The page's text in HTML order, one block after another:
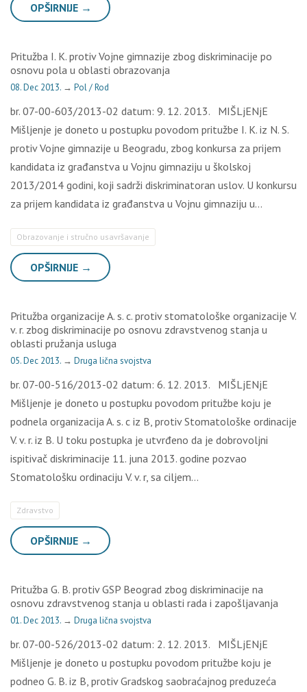
OPŠIRNIJE →
Pritužba I. K. protiv Vojne gimnazije zbog diskriminacije po
osnovu pola u oblasti obrazovanja
08. Dec 2013. → Pol / Rod
br. 07-00-603/2013-02 datum: 9. 12. 2013. MIŠLjENjE
Mišljenje je doneto u postupku povodom pritužbe I. K. iz N. S.
protiv Vojne gimnazije u Beogradu, zbog konkursa za prijem
kandidata iz građanstva u Vojnu gimnaziju u školskoj
2013/2014 godini, koji sadrži diskriminatoran uslov. U konkursu
za prijem kandidata iz građanstva u Vojnu gimnaziju u…
Obrazovanje i stručno usavršavanje
OPŠIRNIJE →
Pritužba organizacije A. s. c. protiv stomatološke organizacije V.
v. r. zbog diskriminacije po osnovu zdravstvenog stanja u
oblasti pružanja usluga
05. Dec 2013. → Druga lična svojstva
br. 07-00-516/2013-02 datum: 6. 12. 2013. MIŠLjENjE
Mišljenje je doneto u postupku povodom pritužbe koju je
podnela organizacija A. s. c iz B, protiv Stomatološke ordinacije
V. v. r. iz B. U toku postupka je utvrđeno da je dobrovoljni
ispitivač diskriminacije 11. juna 2013. godine pozvao
Stomatološku ordinaciju V. v. r, sa ciljem…
Zdravstvo
OPŠIRNIJE →
Pritužba G. B. protiv GSP Beograd zbog diskriminacije na
osnovu zdravstvenog stanja u oblasti rada i zapošljavanja
01. Dec 2013. → Druga lična svojstva
br. 07-00-526/2013-02 datum: 2. 12. 2013. MIŠLjENjE
Mišljenje je doneto u postupku povodom pritužbe koju je
podneo G. B. iz B, protiv Gradskog saobraćajnog preduzeća